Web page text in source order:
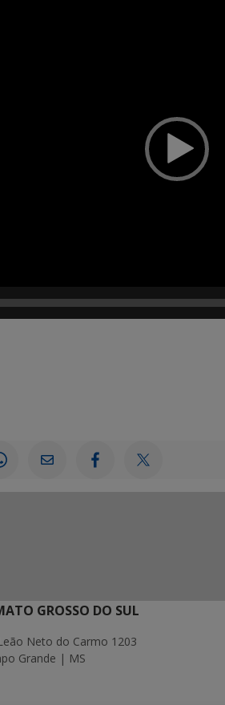
GROSSO DO SUL
Neto do Carmo 1203
Grande | MS